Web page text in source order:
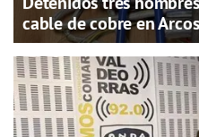
cable de cobre en Arcos